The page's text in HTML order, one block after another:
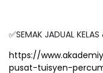
✅SEMAK JADUAL
https://
pusat-tuisyen-